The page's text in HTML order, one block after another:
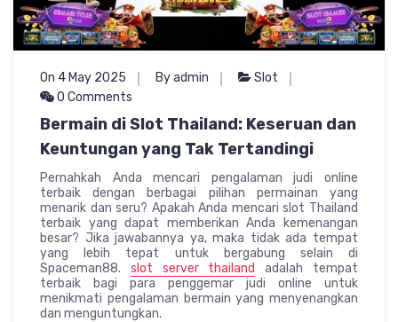
On 4 May 2025 By admin
Slot
0 Comments
Bermain di Slot Thailand: Keseruan dan
Keuntungan yang Tak Tertandingi
Pernahkah Anda mencari pengalaman judi online
terbaik dengan berbagai pilihan permainan yang
menarik dan seru? Apakah Anda mencari slot Thailand
terbaik yang dapat memberikan Anda kemenangan
besar? Jika jawabannya ya, maka tidak ada tempat
yang lebih tepat untuk bergabung selain di
Spaceman88. slot server thailand
adalah tempat
terbaik bagi para penggemar judi online untuk
menikmati pengalaman bermain yang menyenangkan
dan menguntungkan.